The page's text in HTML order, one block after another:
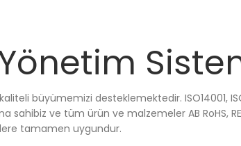
büyümemizi desteklemektedir. ISO14001,
sahibiz ve tüm ürün ve malzemeler AB RoHS,
tamamen uygundur.